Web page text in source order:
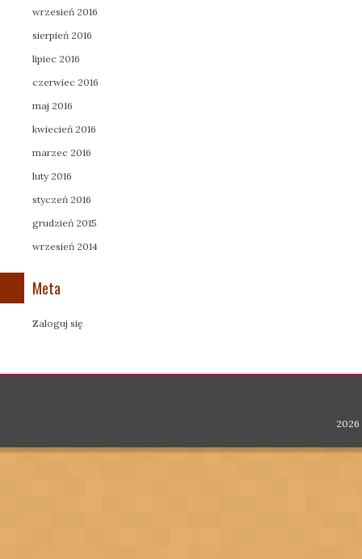
wrzesień 2016
sierpień 2016
lipiec 2016
czerwiec 2016
maj 2016
kwiecień 2016
marzec 2016
luty 2016
styczeń 2016
grudzień 2015
wrzesień 2014
Meta
Zaloguj się
2026